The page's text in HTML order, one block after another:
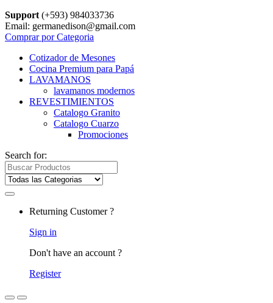
Support (+593) 984033736
Email: germanedison@gmail.com
Comprar por Categoria
Cotizador de Mesones
Cocina Premium para Papá
LAVAMANOS
lavamanos modernos
REVESTIMIENTOS
Catalogo Granito
Catalogo Cuarzo
Promociones
Search for:
Returning Customer ?
Sign in
Don't have an account ?
Register